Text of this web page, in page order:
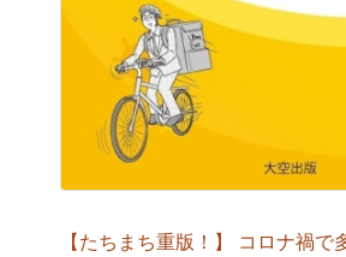
【たちまち重版！】 コロナ禍で